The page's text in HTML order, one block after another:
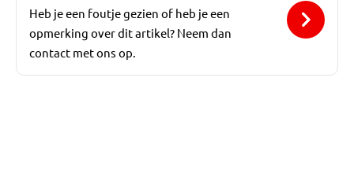
Heb je een foutje gezien of heb je een
opmerking over dit artikel? Neem dan
contact met ons op.